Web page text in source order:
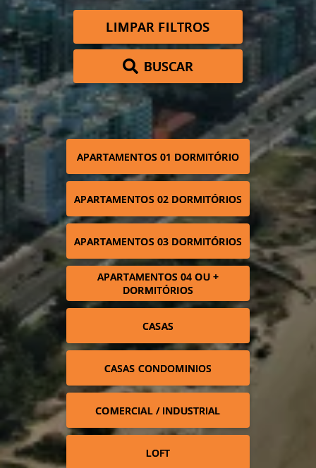
LIMPAR FILTROS
BUSCAR
APARTAMENTOS 01 DORMITÓRIO
APARTAMENTOS 02 DORMITÓRIOS
APARTAMENTOS 03 DORMITÓRIOS
APARTAMENTOS 04 OU +
DORMITÓRIOS
CASAS
CASAS CONDOMINIOS
COMERCIAL / INDUSTRIAL
LOFT